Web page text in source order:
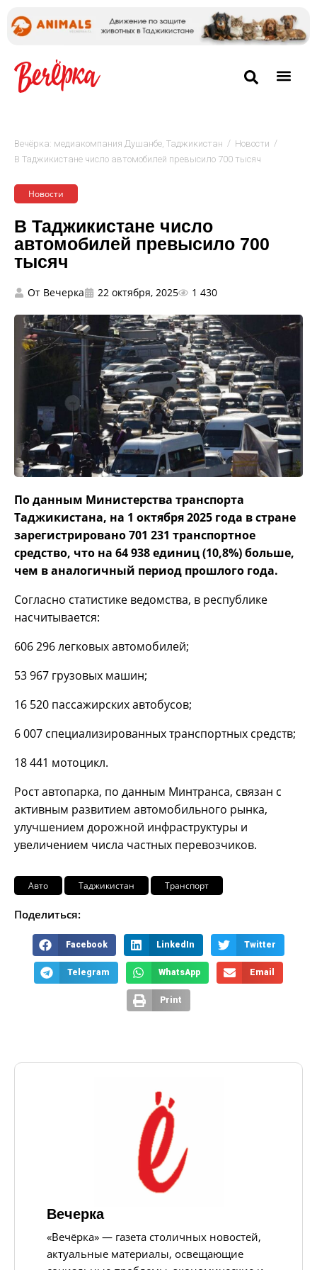
Вечёрка: медиакомпания Душанбе, Таджикистан / Новости /
В Таджикистане число автомобилей превысило 700 тысяч
Новости
В Таджикистане число
автомобилей превысило 700
тысяч
От Вечерка 22 октября, 2025 1 430
По данным Министерства транспорта
Таджикистана, на 1 октября 2025 года в стране
зарегистрировано 701 231 транспортное
средство, что на 64 938 единиц (10,8%) больше,
чем в аналогичный период прошлого года.
Согласно статистике ведомства, в республике
насчитывается:
606 296 легковых автомобилей;
53 967 грузовых машин;
16 520 пассажирских автобусов;
6 007 специализированных транспортных средств;
18 441 мотоцикл.
Рост автопарка, по данным Минтранса, связан с
активным развитием автомобильного рынка,
улучшением дорожной инфраструктуры и
увеличением числа частных перевозчиков.
Авто Таджикистан Транспорт
Поделиться:
Facebook LinkedIn Twitter
Telegram WhatsApp Email
Print
Вечерка
«Вечёрка» — газета столичных новостей,
актуальные материалы, освещающие